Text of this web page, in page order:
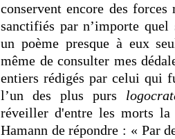
conservent encore des
sanctifiés par n’importe
un poème presque à eux
même de consulter mes
entiers rédigés par celui qui
l’un des plus purs
réveiller d'entre les morts
Hamann de répondre : « Par